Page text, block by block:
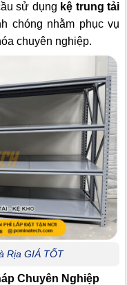
sử dụng kệ trung tải
chóng nhằm phục vụ
chuyên nghiệp.
Rịa GIÁ TỐT
Chuyên Nghiệp